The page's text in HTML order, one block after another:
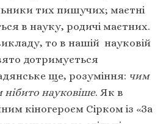
тих пишучих; маєтні
в науку, родичі маєтних.
то в нашій науковій
дотримується
ще, розуміння: чим
нібито науковіше. Як в
кіногероєм Сірком із «За